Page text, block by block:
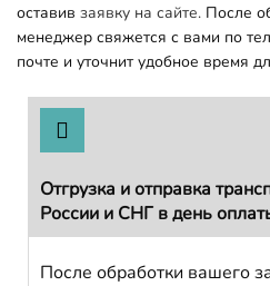
оставив заявку на сайте. После
менеджер свяжется с вами по
почте и уточнит удобное время
Отгрузка и отправка
России и СНГ в день
После обработки вашего